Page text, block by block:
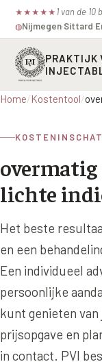
★ ★ ★ ★ ★
◍Nijmegen·Sittard·
PRAKTIJK
BOVENSTE
Voorhoofdsrimpels
Fronsrimpel
Wenkbrauwen
Kraaienpootjes
Donkere kringen
Traangoot en
INJECTABLES
Botox / anti-rimpel
Bocouture
Azzalure
Belotero
Ellansé
Juvéderm Voluma
Profielen
Hangende Huid
Extreme
Structuur Verlies
Erfelijke Jowl
HORMONAAL /
Prijzen
Contact
◍ Nijmegen Sittard
Home/Kostentool/
lichte
Het beste
en een
Een individueel
persoonlijke
kunt genieten
prijsopgave en
in contact. PVI